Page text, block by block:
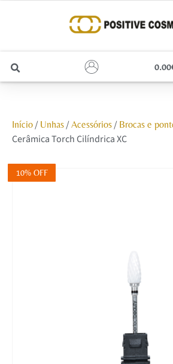
0.00
Unhas
Início/ Unhas/ Acessórios/ Brocas e
Cerâmica Torch Cilíndrica XC
10% OFF